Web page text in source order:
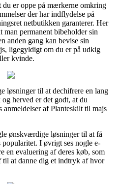
du er oppe på mærkerne omkring
der har indflydelse på
netbutikken garanterer. Her
man permanent bibeholder sin
anden gang kan bevise sin
ligegyldigt om du er på udkig
kvinde.
løsninger til at dechifrere en lang
herved er det godt, at du
anmeldelser af Planteskilt til majs
ønskværdige løsninger til at få
I øvrigt ses nogle e-
en evaluering af deres køb, som
til at danne dig et indtryk af hvor